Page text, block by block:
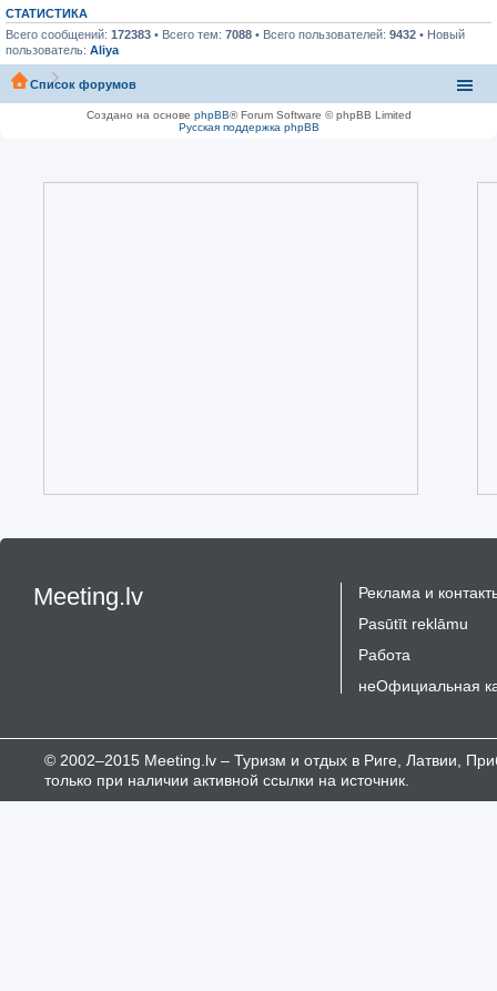
СТАТИСТИКА
Всего сообщений: 172383 • Всего тем: 7088 • Всего пользователей: 9432 • Новый
пользователь: Aliya
Список форумов
Создано на основе phpBB® Forum Software © phpBB Limited
Русская поддержка phpBB
Meeting.lv
Реклама и
Pasūtīt reklāmu
Работа
неОфициальная
© 2002–2015 Meeting.lv – Туризм и отдых в Риге, Латвии,
только при наличии активной ссылки на источник.